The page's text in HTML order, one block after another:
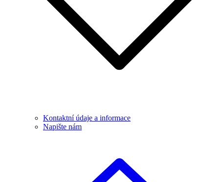
Kontaktní údaje a informace
Napište nám